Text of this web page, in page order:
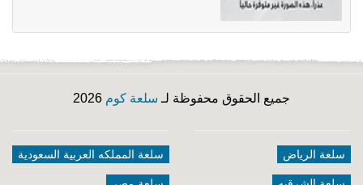
جميع الحقوق محفوظة لـ سلعة كوم
سلعة الرياض سلعة المملكه العربية السعودية